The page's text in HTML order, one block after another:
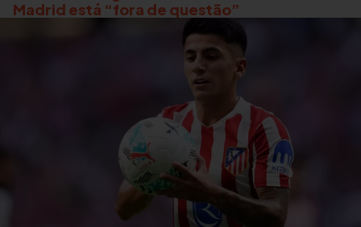
Madrid está “fora de questão”